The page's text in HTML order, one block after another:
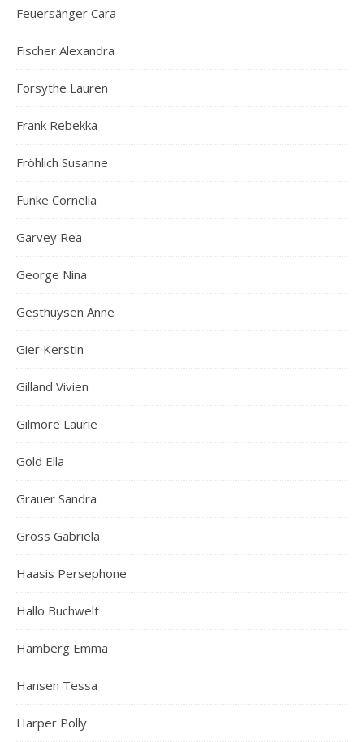
Feuersänger Cara
Fischer Alexandra
Forsythe Lauren
Frank Rebekka
Fröhlich Susanne
Funke Cornelia
Garvey Rea
George Nina
Gesthuysen Anne
Gier Kerstin
Gilland Vivien
Gilmore Laurie
Gold Ella
Grauer Sandra
Gross Gabriela
Haasis Persephone
Hallo Buchwelt
Hamberg Emma
Hansen Tessa
Harper Polly